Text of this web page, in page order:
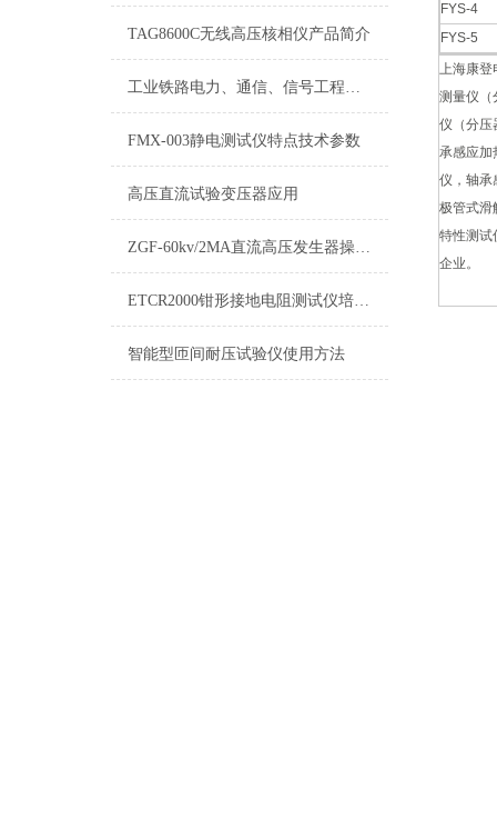
TAG8600C无线高压核相仪产品简介
工业铁路电力、通信、信号工程监理细则
FMX-003静电测试仪特点技术参数
高压直流试验变压器应用
ZGF-60kv/2MA直流高压发生器操作方法
ETCR2000钳形接地电阻测试仪培训讲解
智能型匝间耐压试验仪使用方法
FYS-4
FYS-5
上海康登
测量仪（
仪（分压
承感应加
仪，轴承
极管式滑
特性测试
企业。